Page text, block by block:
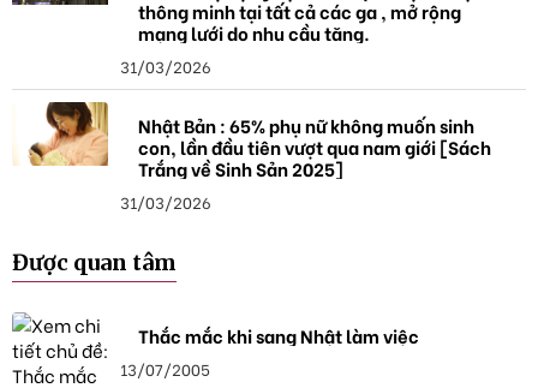
thông minh tại tất cả các ga , mở rộng
mạng lưới do nhu cầu tăng.
31/03/2026
Nhật Bản : 65% phụ nữ không muốn sinh
con, lần đầu tiên vượt qua nam giới [Sách
Trắng về Sinh Sản 2025]
31/03/2026
Được quan tâm
Thắc mắc khi sang Nhật làm việc
13/07/2005